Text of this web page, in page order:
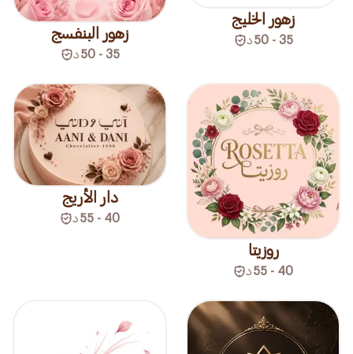
زهور الخليج
35 - 50 د زهور البنفسج
35 - 50 د
روزيتا
40 - 55 د
دار الأريج
40 - 55 د